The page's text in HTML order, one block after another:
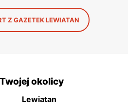
Z GAZETEK LEWIATAN
okolicy
Lewiatan